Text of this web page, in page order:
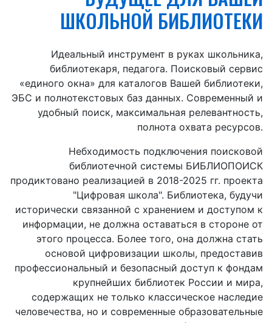
ШКОЛЬНОЙ БИБЛИОТЕКИ
Идеальный инструмент в руках школьника,
библиотекаря, педагога. Поисковый сервис
«единого окна» для каталогов Вашей библиотеки,
ЭБС и полнотекстовых баз данных. Современный и
удобный поиск, максимальная релевантность,
полнота охвата ресурсов.
Небходимость подключения поисковой
библиотечной системы БИБЛИОПОИСК
продиктовано реализацией в 2018-2025 гг. проекта
"Цифровая школа". Библиотека, будучи
исторически связанной с хранением и доступом к
информации, не должна оставаться в стороне от
этого процесса. Более того, она должна стать
основой цифровизации школы, предоставив
профессиональный и безопасный доступ к фондам
крупнейших библиотек России и мира,
содержащих не только классическое наследие
человечества, но и современные образовательные